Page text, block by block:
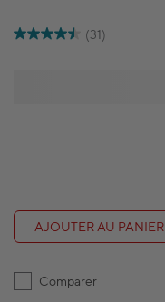
(31)
AJOUTER AU PANIER
Comparer